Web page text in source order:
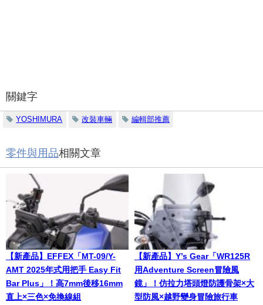
關鍵字
YOSHIMURA 改裝車輛 編輯部推薦
零件與用品相關文章
【新產品】EFFEX「MT-09/Y-
AMT 2025年式用把手 Easy Fit
Bar Plus」！高7mm後移16mm
直上×三色×免換線組
【新產品】Y’s Gear「WR125R
用Adventure Screen冒險風
鏡」！仿拉力塔頭燈防護骨架×大
型防風×越野變身冒險旅行車